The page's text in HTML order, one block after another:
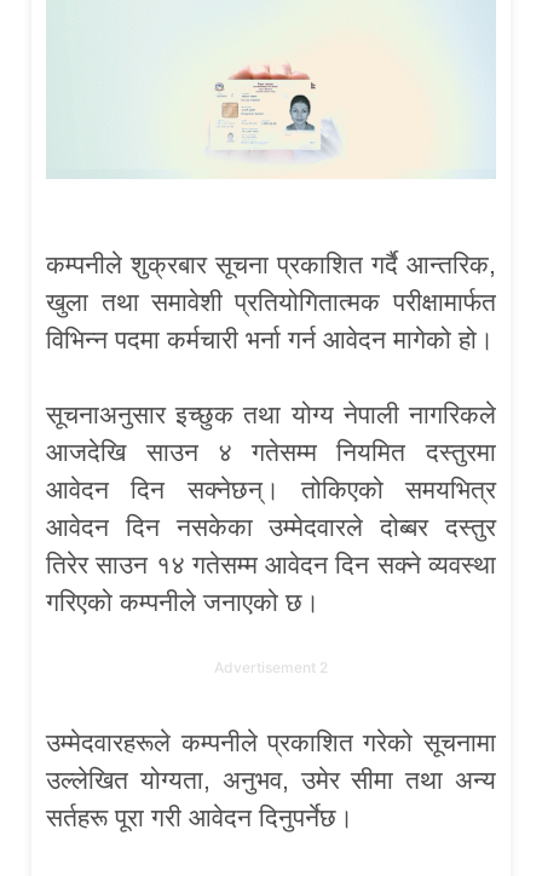
कम्पनीले शुक्रबार सूचना प्रकाशित गर्दै आन्तरिक,
खुला तथा समावेशी प्रतियोगितात्मक परीक्षामार्फत
विभिन्न पदमा कर्मचारी भर्ना गर्न आवेदन मागेको हो।
सूचनाअनुसार इच्छुक तथा योग्य नेपाली नागरिकले
आजदेखि साउन ४ गतेसम्म नियमित दस्तुरमा
आवेदन दिन सक्नेछन्। तोकिएको समयभित्र
आवेदन दिन नसकेका उम्मेदवारले दोब्बर दस्तुर
तिरेर साउन १४ गतेसम्म आवेदन दिन सक्ने व्यवस्था
गरिएको कम्पनीले जनाएको छ।
Advertisement 2
उम्मेदवारहरूले कम्पनीले प्रकाशित गरेको सूचनामा
उल्लेखित योग्यता, अनुभव, उमेर सीमा तथा अन्य
सर्तहरू पूरा गरी आवेदन दिनुपर्नेछ।